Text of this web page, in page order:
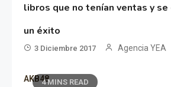
libros que no tenían ventas y
un éxito
3 Diciembre 2017 Agencia YEA
4 MINS READ
AKB48